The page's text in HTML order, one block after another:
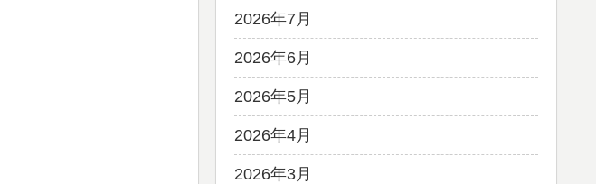
2026年7月
2026年6月
2026年5月
2026年4月
2026年3月